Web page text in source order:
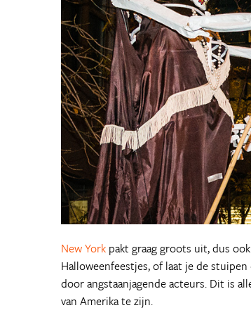
New York pakt graag groots uit, dus
Halloweenfeestjes, of laat je de
door angstaanjagende acteurs. Dit is
van Amerika te zijn.